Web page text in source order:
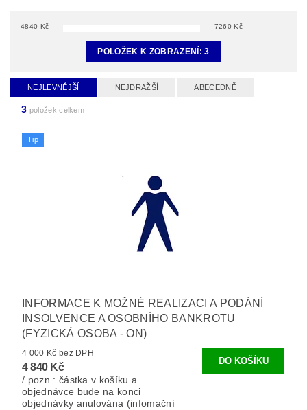
4840 Kč 7260 Kč
POLOŽEK K ZOBRAZENÍ:3
NEJLEVNĚJŠÍ NEJDRAŽŠÍ ABECEDNĚ
3 položek celkem
Tip
INFORMACE K MOŽNÉ REALIZACI A PODÁNÍ
INSOLVENCE A OSOBNÍHO BANKROTU
(FYZICKÁ OSOBA - ON)
4 000 Kč bez DPH
4 840 Kč
/ pozn.: částka v košíku a
objednávce bude na konci
objednávky anulována (infomační